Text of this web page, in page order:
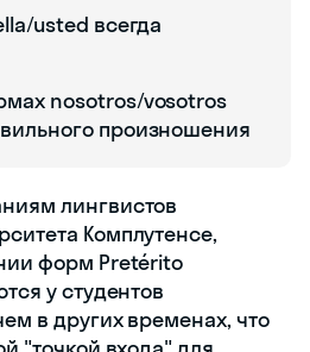
usted всегда
nosotros/vosotros
произношения
лингвистов
Комплутенсе,
форм Pretérito
у студентов
в других временах, что